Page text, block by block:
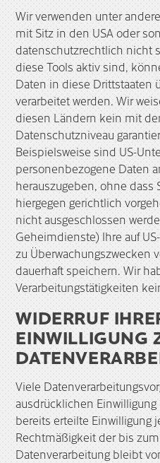
Wir verwenden unter
mit Sitz in den USA oder
datenschutzrechtlich nicht
diese Tools aktiv sind,
Daten in diese Drittstaaten
verarbeitet werden. Wir
diesen Ländern kein mit
Datenschutzniveau
Beispielsweise sind US-
personenbezogene Daten
herauszugeben, ohne dass
hiergegen gerichtlich
nicht ausgeschlossen
Geheimdienste) Ihre auf
zu Überwachungszwecken
dauerhaft speichern. Wir
Verarbeitungstätigkeiten
WIDERRUF
EINWILLIGUNG
Viele
ausdrücklichen
bereits erteilte Einwilligung
Rechtmäßigkeit der bis
Datenverarbeitung bleibt